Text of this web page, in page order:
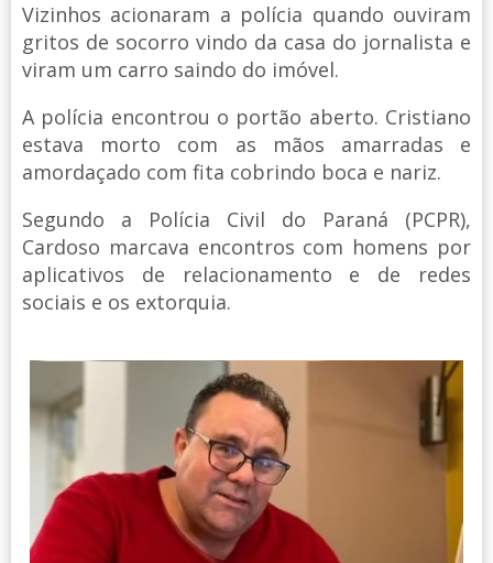
Vizinhos acionaram a polícia quando ouviram
gritos de socorro vindo da casa do jornalista e
viram um carro saindo do imóvel.
A polícia encontrou o portão aberto. Cristiano
estava morto com as mãos amarradas e
amordaçado com fita cobrindo boca e nariz.
Segundo a Polícia Civil do Paraná (PCPR),
Cardoso marcava encontros com homens por
aplicativos de relacionamento e de redes
sociais e os extorquia.